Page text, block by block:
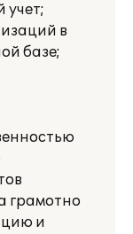
в
базе;
грамотно
и